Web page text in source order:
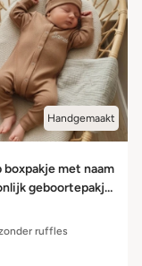
Handgemaakt
boxpakje met naam
geboortepakje
ruffles